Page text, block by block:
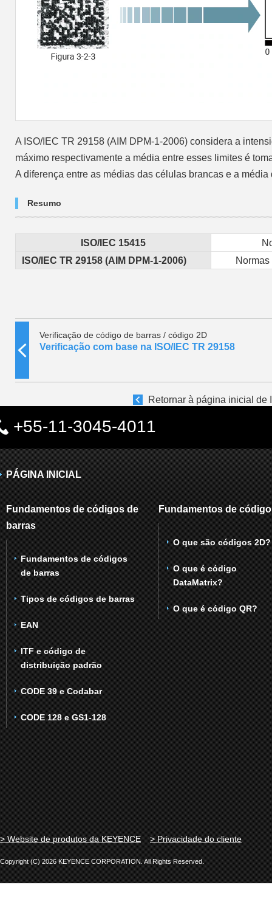
A ISO/IEC TR 29158 (AIM DPM-1-2006) considera a
máximo respectivamente a média entre esses limites é
A diferença entre as médias das células brancas e a
Resumo
ISO/IEC 15415
ISO/IEC TR 29158 (AIM DPM-1-2006)
Verificação de código de barras / código 2D
Verificação com base na ISO/IEC TR 29158
Retornar à página inicial de
+55-11-3045-4011
PÁGINA INICIAL
Fundamentos de códigos de
barras
Fundamentos de códigos
de barras
Tipos de códigos de barras
EAN
ITF e código de
distribuição padrão
CODE 39 e Codabar
CODE 128 e GS1-128
Fundamentos de
O que são códigos 2D?
O que é código
DataMatrix?
O que é código QR?
> Website de produtos da KEYENCE > Privacidade do cliente
Copyright (C) 2026 KEYENCE CORPORATION. All Rights Reserved.